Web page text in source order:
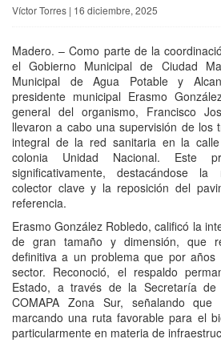
Víctor Torres | 16 diciembre, 2025
Madero. – Como parte de la
el Gobierno Municipal de Ciudad
Municipal de Agua Potable y
presidente municipal Erasmo
general del organismo, Francisco
llevaron a cabo una supervisión de los
integral de la red sanitaria en la
colonia Unidad Nacional. Este
significativamente, destacándose
colector clave y la reposición del
referencia.
Erasmo González Robledo, calificó la
de gran tamaño y dimensión, que
definitiva a un problema que por
sector. Reconoció, el respaldo
Estado, a través de la Secretaría de
COMAPA Zona Sur, señalando que
marcando una ruta favorable para el
particularmente en materia de